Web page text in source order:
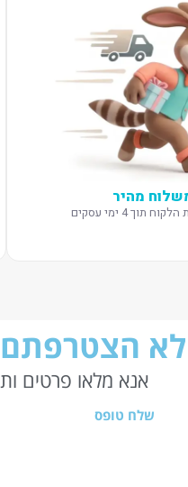
מהיר
תוך 4 ימי עסקים
הצטרפתם
אנא מלאו פרטים
שלח טופס